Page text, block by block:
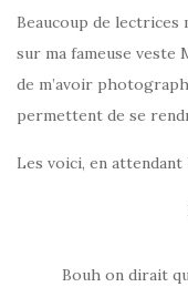
Beaucoup de lectrices
sur ma fameuse veste
de m’avoir
permettent de se
Les voici, en
Bouh on dirait